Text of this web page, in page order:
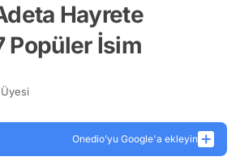
Hayrete
Popüler İsim
Onedio’yu Google'a ekleyin